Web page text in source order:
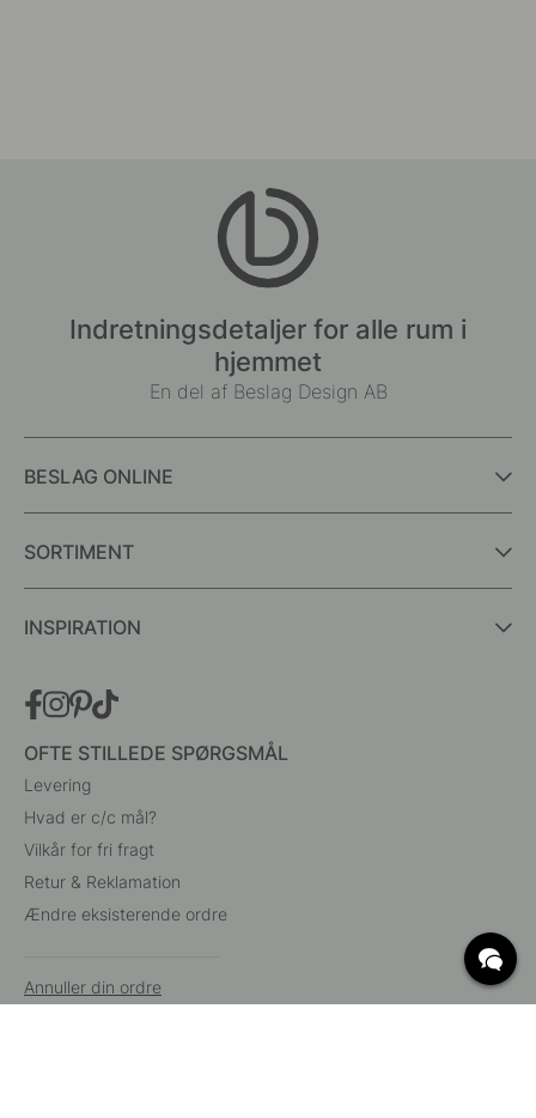
Indretningsdetaljer for alle rum i
hjemmet
En del af Beslag Design AB
BESLAG ONLINE
SORTIMENT
INSPIRATION
OFTE STILLEDE SPØRGSMÅL
Levering
Hvad er c/c mål?
Vilkår for fri fragt
Retur & Reklamation
Ændre eksisterende ordre
Annuller din ordre